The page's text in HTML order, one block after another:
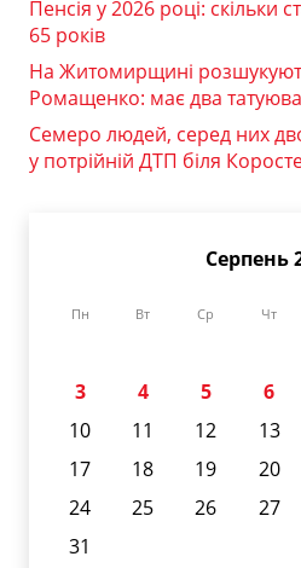
Пенсія у 2026 році: скільки
65 років
На Житомирщині
Ромащенко: має два
Семеро людей, серед них
у потрійній ДТП біля
Серпень
Пн Вт Ср Чт
3
4 5 6
10
11 12 13
17
18 19 20
24
25 26 27
31